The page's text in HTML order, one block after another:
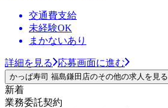
交通費支給
未経験OK
まかないあり
詳細を見る 応募画面に進む
かっぱ寿司 福島鎌田店のその他の求人を見る
新着
業務委託契約